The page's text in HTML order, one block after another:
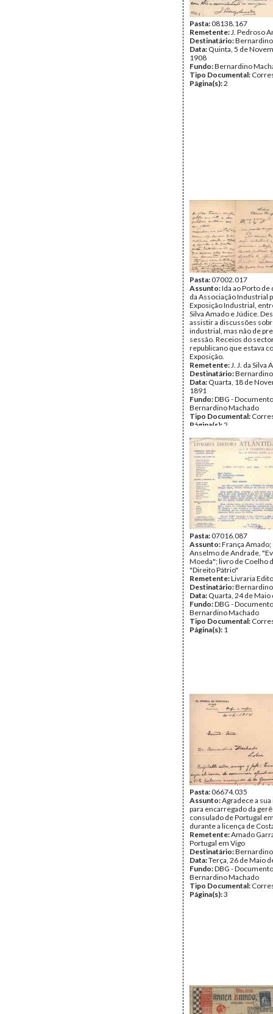
Pasta:08138.167
Remetente:J. Pedroso
Destinatário:
Data: Quinta, 5 de
1908
Fundo:Bernardino
Tipo Documental:
Página(s):2
Pasta:07002.017
Assunto:Ida ao Porto
da Associação Industrial
Exposição Industrial,
Silva Amado e Júdice.
assistir a discussões
industrial, mas não de
sessão. Receios do
republicano que estava
Exposição.
Remetente:J. J. da Silva
Destinatário:
Data: Quarta, 18 de
1891
Fundo:DBG -
Bernardino Machado
Tipo Documental:
Página(s):2
Pasta:07016.087
Assunto:França
Anselmo de Andrade,
Moeda"; livro de Coelho
"Direito Pátrio"
Remetente:Livraria
Destinatário:
Data: Quarta, 24 de Maio
Fundo:DBG -
Bernardino Machado
Tipo Documental:
Página(s): 1
Pasta:06674.035
Assunto:Agradece a
para encarregado da
consulado de Portugal
durante a licença de
Remetente:Amado
Portugal em Vigo
Destinatário:
Data:Terça, 26 de Maio
Fundo:DBG -
Bernardino Machado
Tipo Documental:
Página(s):3